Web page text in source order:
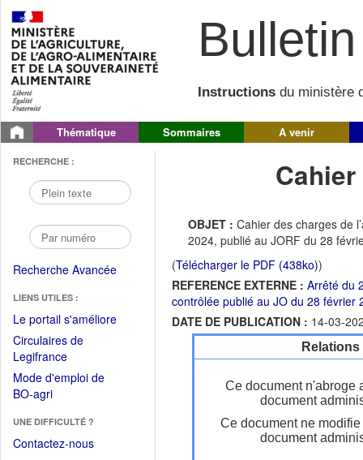
Instructions du ministère
Thématique Sommaires A venir
RECHERCHE :
Recherche Avancée
LIENS UTILES :
Le portail s'améliore(Fichier
Circulaires de
Legifrance(Ouvrir
dans
une
fenêtre)
Mode d'emploi de
BO-agri(Ouvrir
une
nouvelle
UNE DIFFICULTÉ ?
Contactez-nous
OBJET : Cahier des charges de
2024, publié au JORF du 28
(Télécharger le PDF (438ko))
REFERENCE EXTERNE : Arrêté du
contrôlée publié au JO du 28 février
DATE DE PUBLICATION : 14-03-
Ce document n'abroge
document
Ce document ne
document